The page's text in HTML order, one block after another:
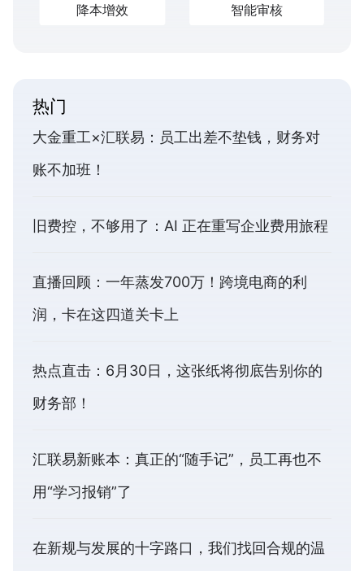
降本增效 智能审核
热门
大金重工×汇联易：员工出差不垫钱，财务对
账不加班！
旧费控，不够用了：AI 正在重写企业费用旅程
直播回顾：一年蒸发700万！跨境电商的利
润，卡在这四道关卡上
热点直击：6月30日，这张纸将彻底告别你的
财务部！
汇联易新账本：真正的“随手记”，员工再也不
用“学习报销”了
在新规与发展的十字路口，我们找回合规的温